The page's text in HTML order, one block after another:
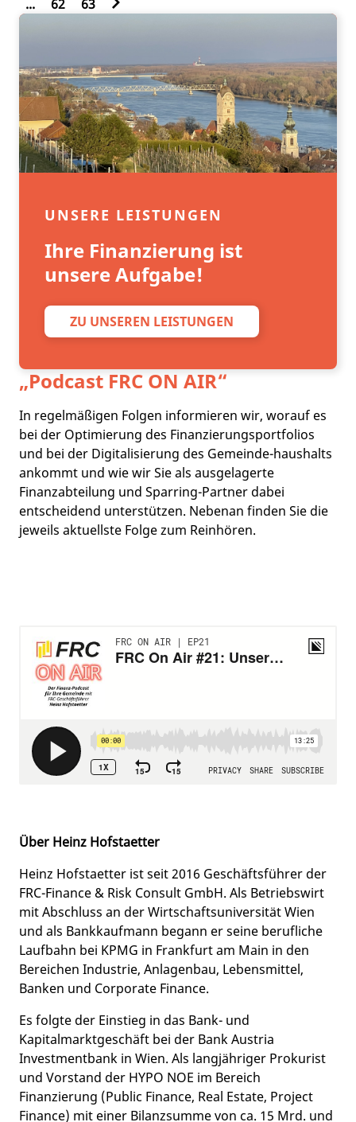
...
62 63
UNSERE LEISTUNGEN
Ihre Finanzierung ist
unsere Aufgabe!
ZU UNSEREN LEISTUNGEN
„Podcast FRC ON AIR“
In regelmäßigen Folgen informieren wir, worauf es
bei der Optimierung des Finanzierungsportfolios
und bei der Digitalisierung des Gemeinde-haushalts
ankommt und wie wir Sie als ausgelagerte
Finanzabteilung und Sparring-Partner dabei
entscheidend unterstützen. Nebenan finden Sie die
jeweils aktuellste Folge zum Reinhören.
Über Heinz Hofstaetter
Heinz Hofstaetter ist seit 2016 Geschäftsführer der
FRC-Finance & Risk Consult GmbH. Als Betriebswirt
mit Abschluss an der Wirtschaftsuniversität Wien
und als Bankkaufmann begann er seine berufliche
Laufbahn bei KPMG in Frankfurt am Main in den
Bereichen Industrie, Anlagenbau, Lebensmittel,
Banken und Corporate Finance.
Es folgte der Einstieg in das Bank- und
Kapitalmarktgeschäft bei der Bank Austria
Investmentbank in Wien. Als langjähriger Prokurist
und Vorstand der HYPO NOE im Bereich
Finanzierung (Public Finance, Real Estate, Project
Finance) mit einer Bilanzsumme von ca. 15 Mrd. und